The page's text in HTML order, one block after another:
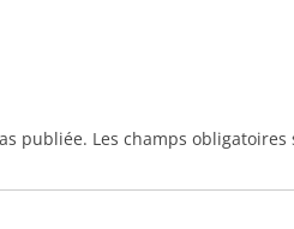
publiée. Les champs